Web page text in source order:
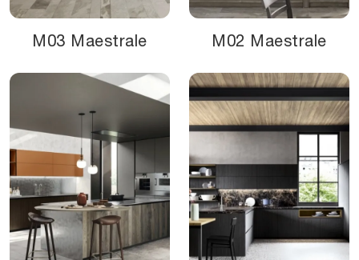
M03 Maestrale M02 Maestrale